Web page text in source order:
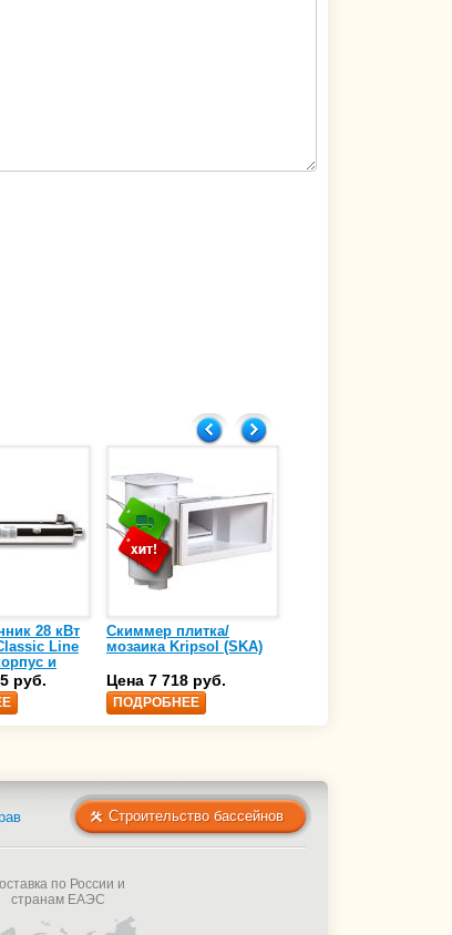
28 кВт
Line
и
(10 01
руб.
Скиммер плитка/
мозаика Kripsol (SKA)
Цена 7 718 руб.
ПОДРОБНЕЕ
Строительство бассейнов
по России и
странам ЕАЭС